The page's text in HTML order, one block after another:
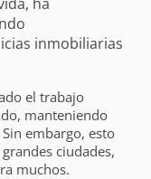
inmobiliarias
el trabajo
manteniendo
embargo, esto
ciudades,
muchos.